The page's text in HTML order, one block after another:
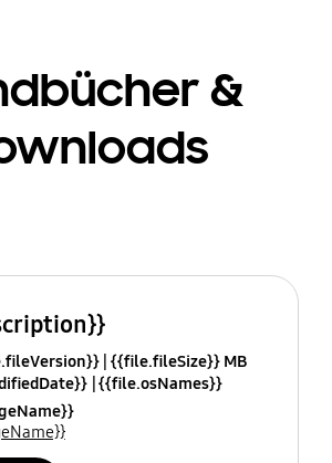
&
{{file.fileSize}} MB
{{file.osNames}}